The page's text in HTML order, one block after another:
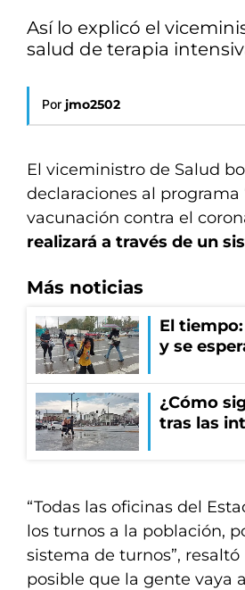
Así lo explicó el
salud de terapia
Por jmo2502
El viceministro de Salud
declaraciones al programa
vacunación contra el
realizará a través de un
Más noticias
El
y se
¿Cómo
tras las
“Todas las oficinas del
los turnos a la población,
sistema de turnos”,
posible que la gente vaya